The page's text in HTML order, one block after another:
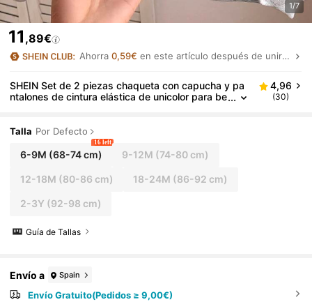
1/7
11 ,89€
Ahorra 0,59€ en este artículo después de unirte.
SHEIN Set de 2 piezas chaqueta con capucha y pa
ntalones de cintura elástica de unicolor para be
4,96
(30)
Talla Por Defecto
6-9M (68-74 cm)
16 left
9-12M (74-80 cm)
12-18M (80-86 cm) 18-24M (86-92 cm)
2-3Y (92-98 cm)
Guía de Tallas
Envío a Spain
Envío Gratuito(Pedidos ≥ 9,00€)